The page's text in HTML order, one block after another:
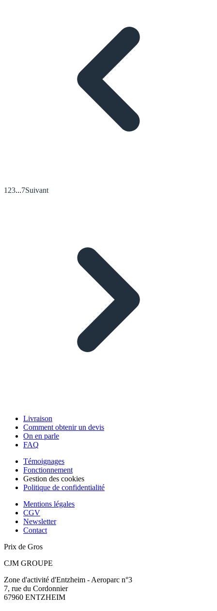
1 23...7Suivant
Livraison
Comment obtenir un devis
On en parle
FAQ
Témoignages
Fonctionnement
Gestion des cookies
Politique de confidentialité
Mentions légales
CGV
Newsletter
Contact
Prix de Gros
CJM GROUPE
Zone d'activité d'Entzheim - Aeroparc n°3
7, rue du Cordonnier
67960 ENTZHEIM